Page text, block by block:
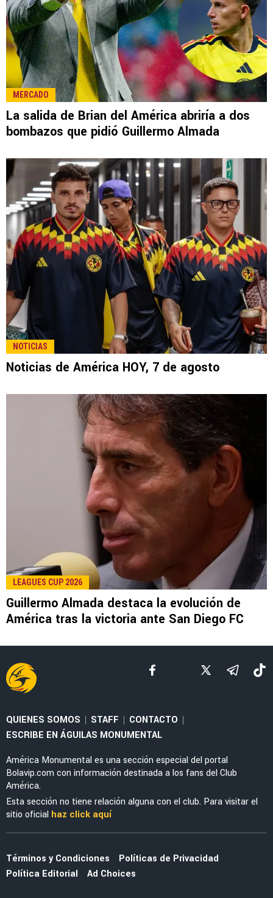
LEE TAMBIÉN
LEAGUES CUP 2026
La tajante frase de Guillermo Almada sobre la
actuación de Alan Cervantes ante San Diego
FC